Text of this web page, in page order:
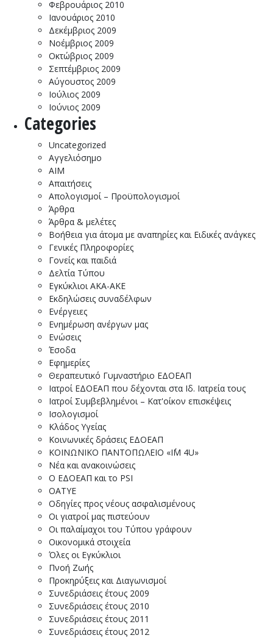
Φεβρουάριος 2010
Ιανουάριος 2010
Δεκέμβριος 2009
Νοέμβριος 2009
Οκτώβριος 2009
Σεπτέμβριος 2009
Αύγουστος 2009
Ιούλιος 2009
Ιούνιος 2009
Categories
Uncategorized
Αγγελιόσημο
ΑΙΜ
Απαιτήσεις
Απολογισμοί – Προϋπολογισμοί
Άρθρα
Άρθρα & μελέτες
Βοήθεια για άτομα με αναπηρίες και Ειδικές ανάγκες
Γενικές Πληροφορίες
Γονείς και παιδιά
Δελτία Τύπου
Εγκύκλιοι ΑΚΑ-ΑΚΕ
Εκδηλώσεις συναδέλφων
Ενέργειες
Ενημέρωση ανέργων μας
Ενώσεις
Έσοδα
Εφημερίες
Θεραπευτικό Γυμναστήριο ΕΔΟΕΑΠ
Ιατροί ΕΔΟΕΑΠ που δέχονται στα Ιδ. Ιατρεία τους
Ιατροί Συμβεβλημένοι – Κατ'οίκον επισκέψεις
Ισολογισμοί
Κλάδος Υγείας
Κοινωνικές δράσεις ΕΔΟΕΑΠ
ΚΟΙΝΩΝΙΚΟ ΠΑΝΤΟΠΩΛΕΙΟ «I΄M 4U»
Νέα και ανακοινώσεις
Ο ΕΔΟΕΑΠ και το PSI
ΟΑΤΥΕ
Οδηγίες προς νέους ασφαλισμένους
Οι γιατροί μας πιστεύουν
Οι παλαίμαχοι του Τύπου γράφουν
Οικονομικά στοιχεία
Όλες οι Εγκύκλιοι
Πνοή Ζωής
Προκηρύξεις και Διαγωνισμοί
Συνεδριάσεις έτους 2009
Συνεδριάσεις έτους 2010
Συνεδριάσεις έτους 2011
Συνεδριάσεις έτους 2012